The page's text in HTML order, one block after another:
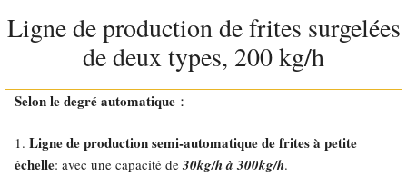
Ligne de production de frites surgelées
de deux types, 200 kg/h
Selon le degré automatique ：
1. Ligne de production semi-automatique de frites à petite
échelle: avec une capacité de30kg/h à 300kg/h.